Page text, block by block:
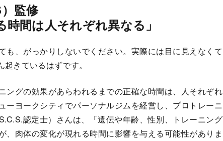
監修
時間は人それぞれ異なる」
、がっかりしないでください。実際には目に見えなくて
きているはずです。
グの効果があらわれるまでの正確な時間は、人それぞれ
ーヨークシティでパーソナルジムを経営し、プロトレーニ
認定士）さんは、「遺伝や年齢、性別、トレーニング
、肉体の変化が現れる時間に影響を与える可能性がありま